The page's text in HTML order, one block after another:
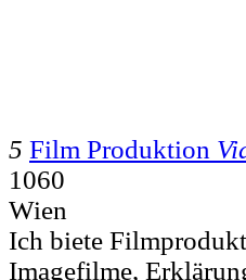
5 Film Produktion
1060
Wien
Ich biete
Imagefilme,